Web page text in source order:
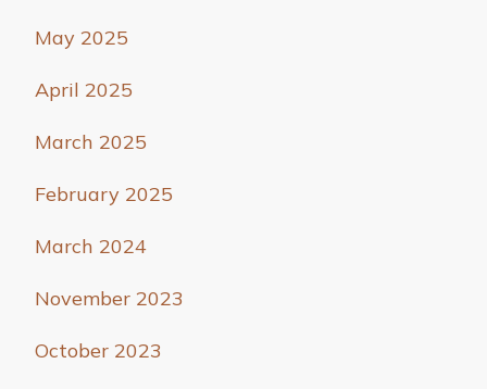
May 2025
April 2025
March 2025
February 2025
March 2024
November 2023
October 2023